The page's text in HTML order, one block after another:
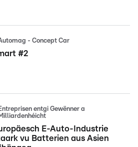
- Concept Car
#2
entgi Gewënner a
E-Auto-Industrie
vu Batterien aus Asien